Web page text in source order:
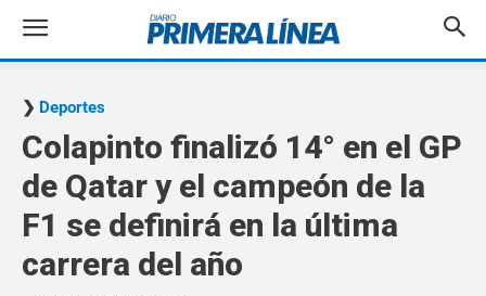
Deportes
Colapinto finalizó 14° en el GP
de Qatar y el campeón de la
F1 se definirá en la última
carrera del año